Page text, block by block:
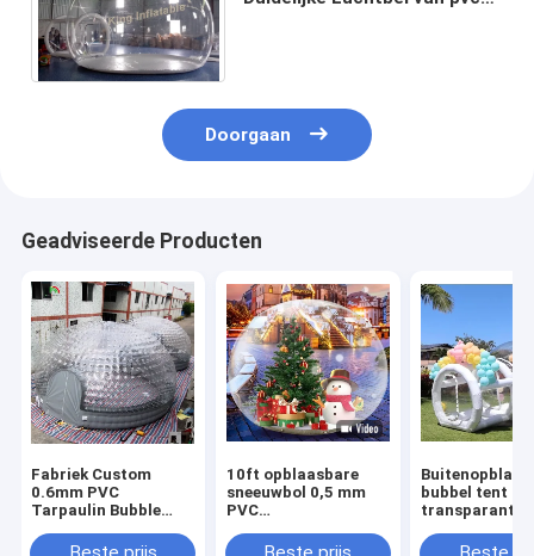
Doorgaan
Geadviseerde Producten
Fabriek Custom
0.6mm PVC
Tarpaulin Bubble
heldere tent voor
10ft opblaasbare
sneeuwbol 0,5 mm
PVC
Reus Transparante
bubbel tent
transparante
opblaasbare